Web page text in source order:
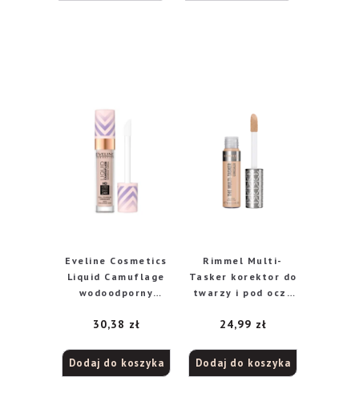
Eveline Cosmetics
Liquid Camuflage
wodoodporny
kamuflujący z
hialuronowym nr
03 Soft Natural,
30,38 zł
Dodaj do koszyka
Rimmel Multi-
Tasker korektor do
twarzy i pod oczy
m
24,99 zł
Dodaj do koszyka